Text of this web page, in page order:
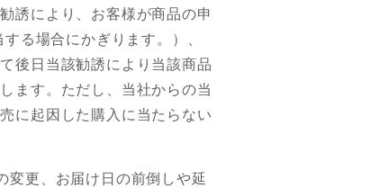
誘により、お客様が商品の申
る場合にかぎります。）、
後日当該勧誘により当該商品
ます。ただし、当社からの当
に起因した購入に当たらない
変更、お届け日の前倒しや延